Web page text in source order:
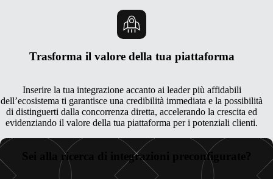
Trasforma il valore della tua piattaforma
Inserire la tua integrazione accanto ai leader più affidabili
dell’ecosistema ti garantisce una credibilità immediata e la possibilità
di distinguerti dalla concorrenza diretta, accelerando la crescita ed
evidenziando il valore della tua piattaforma per i potenziali clienti.
Sei alla ricerca di integrazioni preconfigurate?